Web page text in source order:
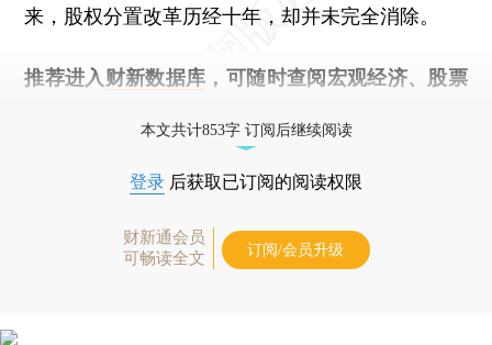
来，股权分置改革历经十年，却并未完全消除。
推荐进入 财新数据库 ，可随时查阅宏观经济、股票
本文共计853字 订阅后继续阅读
登录 后获取已订阅的阅读权限
财新通会员
可畅读全文
订阅/会员升级